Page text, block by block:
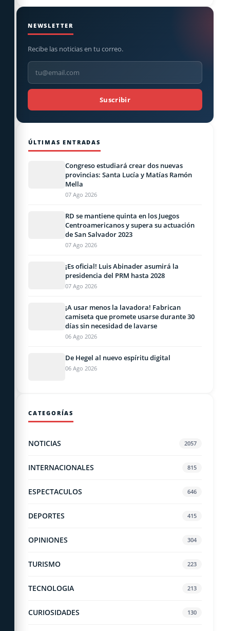
NEWSLETTER
Recibe las noticias en tu correo.
Suscribir
ÚLTIMAS ENTRADAS
Congreso estudiará crear dos nuevas
provincias: Santa Lucía y Matías Ramón
Mella
07 Ago 2026
RD se mantiene quinta en los Juegos
Centroamericanos y supera su actuación
de San Salvador 2023
07 Ago 2026
¡Es oficial! Luis Abinader asumirá la
presidencia del PRM hasta 2028
07 Ago 2026
¡A usar menos la lavadora! Fabrican
camiseta que promete usarse durante 30
días sin necesidad de lavarse
06 Ago 2026
De Hegel al nuevo espíritu digital
06 Ago 2026
CATEGORÍAS
NOTICIAS 2057
INTERNACIONALES 815
ESPECTACULOS 646
DEPORTES 415
OPINIONES 304
TURISMO 223
TECNOLOGIA 213
CURIOSIDADES 130